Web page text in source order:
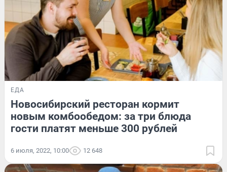
ЕДА
Новосибирский ресторан кормит
новым комбообедом: за три блюда
гости платят меньше 300 рублей
6 июля, 2022, 10:00 12 648